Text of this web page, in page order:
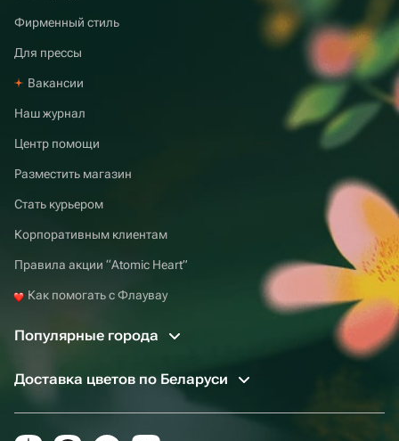
Фирменный стиль
Для прессы
Вакансии
Наш журнал
Центр помощи
Разместить магазин
Стать курьером
Корпоративным клиентам
Правила акции “Atomic Heart”
Как помогать с Флаувау
Популярные города
Доставка цветов по Беларуси